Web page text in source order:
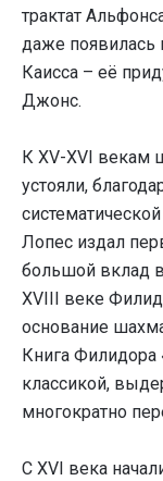
трактат
даже появилась
Каисса – её
Джонс.
К XV-XVI векам
устояли,
Лопес издал
большой вклад
XVIII веке
основание
Книга Филидора
классикой,
многократно
С XVI века